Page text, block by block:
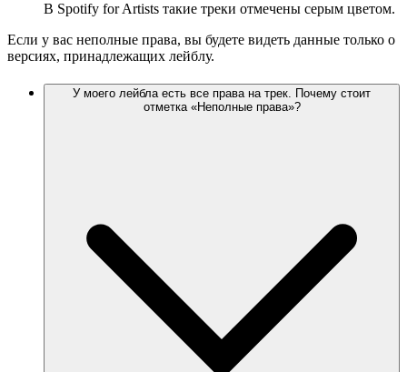
В Spotify for Artists такие треки отмечены серым цветом.
Если у вас неполные права, вы будете видеть данные только о
версиях, принадлежащих лейблу.
У моего лейбла есть все права на трек. Почему стоит
отметка «Неполные права»?